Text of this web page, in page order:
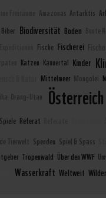
Antarktis
Biber Biodiversität Boden
Fische Fischerei
Katzen Kaunertal Kinder
Mittelmeer Mongolei
Österreich
Referat
Tierwelt Spenden Spiel & Spass
Tropenwald Über den WWF
Wasserkraft Weltweit